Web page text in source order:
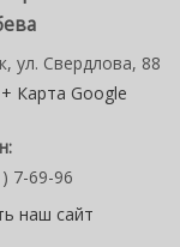
ул. Свердлова, 88
+ Карта Google
7-69-96
наш сайт